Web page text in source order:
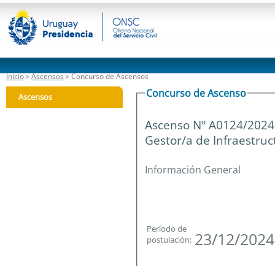
Inicio>Ascensos> Concurso de Ascensos
Ascensos Concurso de Ascenso
Ascenso Nº A0124/2024
Gestor/a de
Información General
Período de
postulación: 23/12/